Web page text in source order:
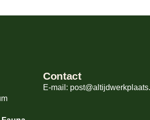
Contact
E-mail: